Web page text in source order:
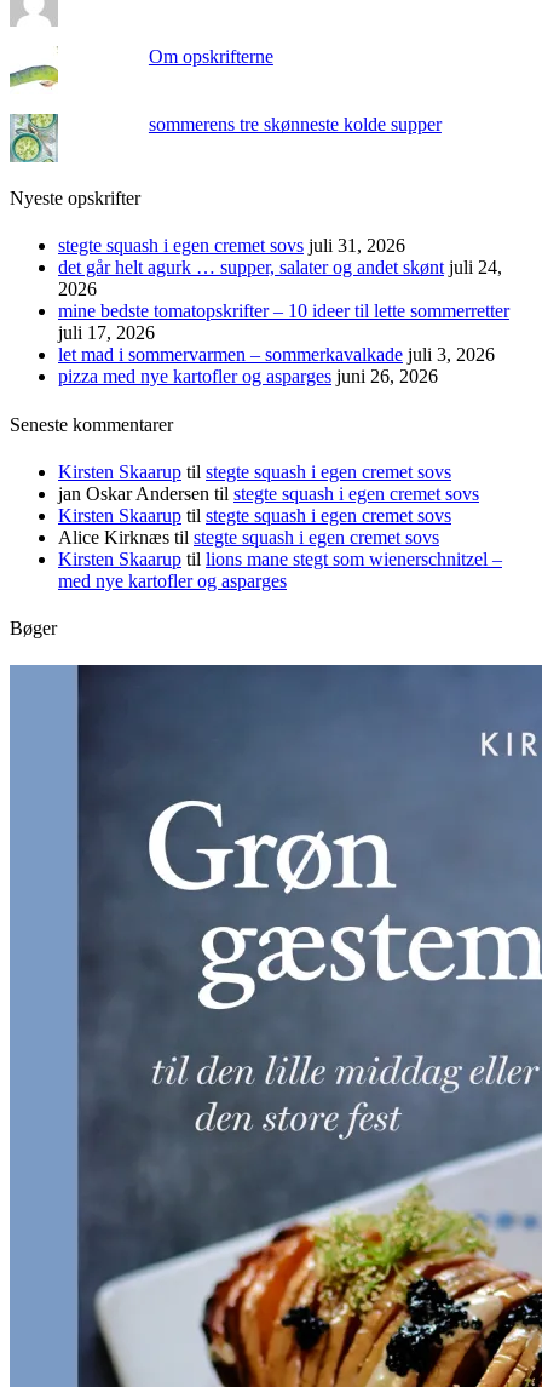
Om opskrifterne
sommerens tre skønneste kolde supper
Nyeste opskrifter
stegte squash i egen cremet sovs juli 31, 2026
det går helt agurk … supper, salater og andet skønt juli 24,
2026
mine bedste tomatopskrifter – 10 ideer til lette sommerretter
juli 17, 2026
let mad i sommervarmen – sommerkavalkade juli 3, 2026
pizza med nye kartofler og asparges juni 26, 2026
Seneste kommentarer
Kirsten Skaarup til stegte squash i egen cremet sovs
jan Oskar Andersen til stegte squash i egen cremet sovs
Kirsten Skaarup til stegte squash i egen cremet sovs
Alice Kirknæs til stegte squash i egen cremet sovs
Kirsten Skaarup til lions mane stegt som wienerschnitzel –
med nye kartofler og asparges
Bøger